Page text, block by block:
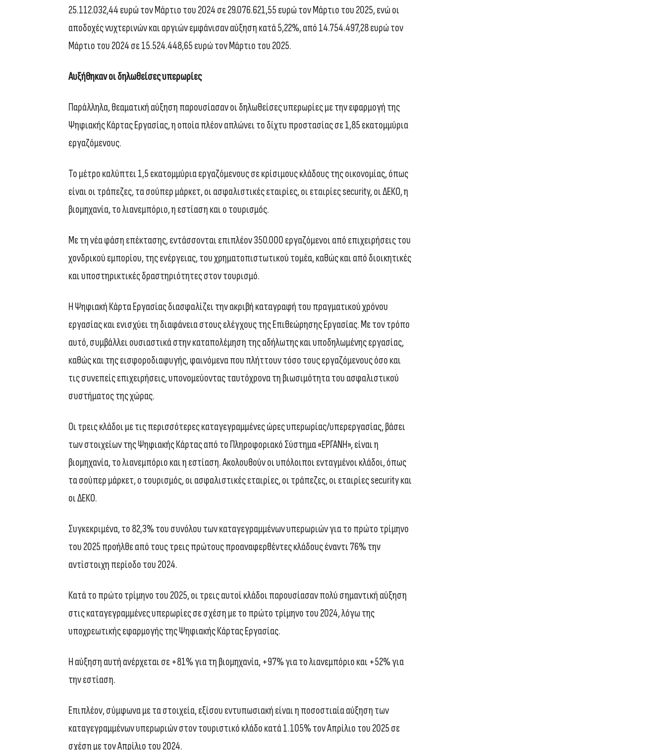
25.112.032,44 ευρώ τον Μάρτιο του 2024 σε 29.076.621,55 ευρώ τον Μάρτιο του 2025, ενώ οι
αποδοχές νυχτερινών και αργιών εμφάνισαν αύξηση κατά 5,22%, από 14.754.497,28 ευρώ τον
Μάρτιο του 2024 σε 15.524.448,65 ευρώ τον Μάρτιο του 2025.
Αυξήθηκαν οι δηλωθείσες υπερωρίες
Παράλληλα, θεαματική αύξηση παρουσίασαν οι δηλωθείσες υπερωρίες με την εφαρμογή της
Ψηφιακής Κάρτας Εργασίας, η οποία πλέον απλώνει το δίχτυ προστασίας σε 1,85 εκατομμύρια
εργαζόμενους.
Το μέτρο καλύπτει 1,5 εκατομμύρια εργαζόμενους σε κρίσιμους κλάδους της οικονομίας, όπως
είναι οι τράπεζες, τα σούπερ μάρκετ, οι ασφαλιστικές εταιρίες, οι εταιρίες security, οι ΔΕΚΟ, η
βιομηχανία, το λιανεμπόριο, η εστίαση και ο τουρισμός.
Με τη νέα φάση επέκτασης, εντάσσονται επιπλέον 350.000 εργαζόμενοι από επιχειρήσεις του
χονδρικού εμπορίου, της ενέργειας, του χρηματοπιστωτικού τομέα, καθώς και από διοικητικές
και υποστηρικτικές δραστηριότητες στον τουρισμό.
Η Ψηφιακή Κάρτα Εργασίας διασφαλίζει την ακριβή καταγραφή του πραγματικού χρόνου
εργασίας και ενισχύει τη διαφάνεια στους ελέγχους της Επιθεώρησης Εργασίας. Με τον τρόπο
αυτό, συμβάλλει ουσιαστικά στην καταπολέμηση της αδήλωτης και υποδηλωμένης εργασίας,
καθώς και της εισφοροδιαφυγής, φαινόμενα που πλήττουν τόσο τους εργαζόμενους όσο και
τις συνεπείς επιχειρήσεις, υπονομεύοντας ταυτόχρονα τη βιωσιμότητα του ασφαλιστικού
συστήματος της χώρας.
Οι τρεις κλάδοι με τις περισσότερες καταγεγραμμένες ώρες υπερωρίας/υπερεργασίας, βάσει
των στοιχείων της Ψηφιακής Κάρτας από το Πληροφοριακό Σύστημα «ΕΡΓΑΝΗ», είναι η
βιομηχανία, το λιανεμπόριο και η εστίαση. Ακολουθούν οι υπόλοιποι ενταγμένοι κλάδοι, όπως
τα σούπερ μάρκετ, ο τουρισμός, οι ασφαλιστικές εταιρίες, οι τράπεζες, οι εταιρίες security και
οι ΔΕΚΟ.
Συγκεκριμένα, το 82,3% του συνόλου των καταγεγραμμένων υπερωριών για το πρώτο τρίμηνο
του 2025 προήλθε από τους τρεις πρώτους προαναφερθέντες κλάδους έναντι 76% την
αντίστοιχη περίοδο του 2024.
Κατά το πρώτο τρίμηνο του 2025, οι τρεις αυτοί κλάδοι παρουσίασαν πολύ σημαντική αύξηση
στις καταγεγραμμένες υπερωρίες σε σχέση με το πρώτο τρίμηνο του 2024, λόγω της
υποχρεωτικής εφαρμογής της Ψηφιακής Κάρτας Εργασίας.
Η αύξηση αυτή ανέρχεται σε +81% για τη βιομηχανία, +97% για το λιανεμπόριο και +52% για
την εστίαση.
Επιπλέον, σύμφωνα με τα στοιχεία, εξίσου εντυπωσιακή είναι η ποσοστιαία αύξηση των
καταγεγραμμένων υπερωριών στον τουριστικό κλάδο κατά 1.105% τον Απρίλιο του 2025 σε
σχέση με τον Απρίλιο του 2024.